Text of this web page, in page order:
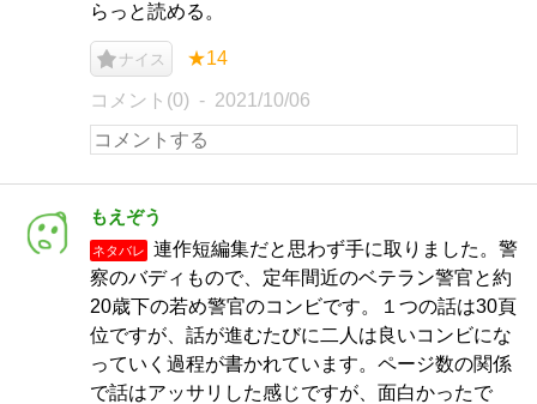
らっと読める。
ナイス ★14
コメント(0) 2021/10/06
もえぞう
ネタバレ
連作短編集だと思わず手に取りました。警
察のバディもので、定年間近のベテラン警官と約
20歳下の若め警官のコンビです。１つの話は30頁
位ですが、話が進むたびに二人は良いコンビにな
っていく過程が書かれています。ページ数の関係
で話はアッサリした感じですが、面白かったで